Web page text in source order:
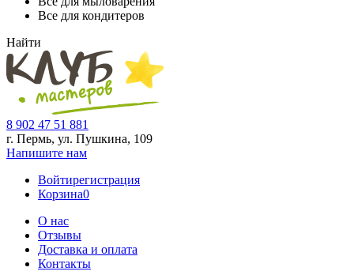
Все для кондитеров
Найти
8 902 47 51 881
г. Пермь, ул. Пушкина, 109
Напишите нам
Войтирегистрация
Корзина0
О нас
Отзывы
Доставка и оплата
Контакты